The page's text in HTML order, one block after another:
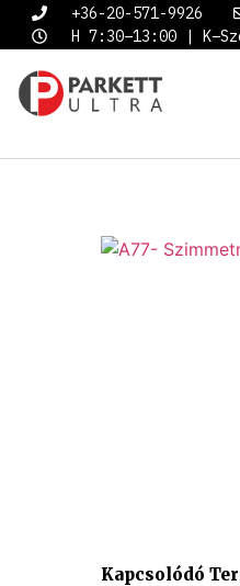
+36-20-571-9926
H 7:30–13:00 |
Kapcsolódó